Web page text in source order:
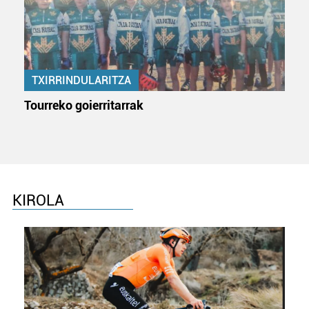
TXIRRINDULARITZA
Tourreko goierritarrak
KIROLA